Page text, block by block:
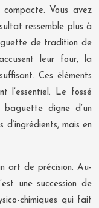
Vous avez
ressemble plus à
de tradition de
leur four, la
Ces éléments
l’essentiel. Le fossé
digne d’un
mais en
art de précision. Au-
une succession de
chimiques qui fait